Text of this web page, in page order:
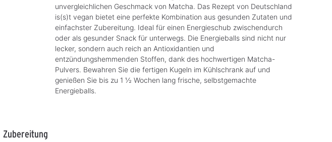
unvergleichlichen Geschmack von Matcha. Das Rezept von Deutschland
is(s)t vegan bietet eine perfekte Kombination aus gesunden Zutaten und
einfachster Zubereitung. Ideal für einen Energieschub zwischendurch
oder als gesunder Snack für unterwegs. Die Energieballs sind nicht nur
lecker, sondern auch reich an Antioxidantien und
entzündungshemmenden Stoffen, dank des hochwertigen Matcha-
Pulvers. Bewahren Sie die fertigen Kugeln im Kühlschrank auf und
genießen Sie bis zu 1 ½ Wochen lang frische, selbstgemachte
Energieballs.
Zubereitung